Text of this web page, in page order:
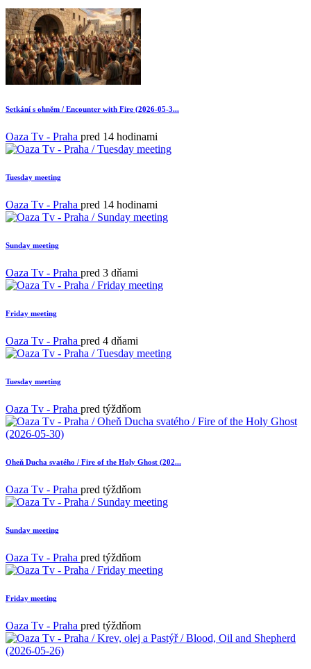
Setkání s ohněm / Encounter with Fire (2026-05-3...
Oaza Tv - Praha pred 14 hodinami
Tuesday meeting
Oaza Tv - Praha pred 14 hodinami
Sunday meeting
Oaza Tv - Praha pred 3 dňami
Friday meeting
Oaza Tv - Praha pred 4 dňami
Tuesday meeting
Oaza Tv - Praha pred týždňom
Oheň Ducha svatého / Fire of the Holy Ghost (202...
Oaza Tv - Praha pred týždňom
Sunday meeting
Oaza Tv - Praha pred týždňom
Friday meeting
Oaza Tv - Praha pred týždňom